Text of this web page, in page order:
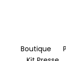
Boutique